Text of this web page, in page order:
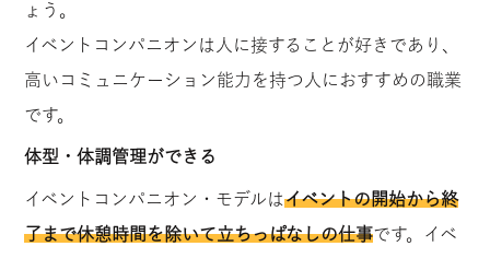
ょう。
イベントコンパニオンは人に接することが好きであり、
高いコミュニケーション能力を持つ人におすすめの職業
です。
体型・体調管理ができる
イベントコンパニオン・モデルはイベントの開始から終
了まで休憩時間を除いて立ちっぱなしの仕事です。イベ